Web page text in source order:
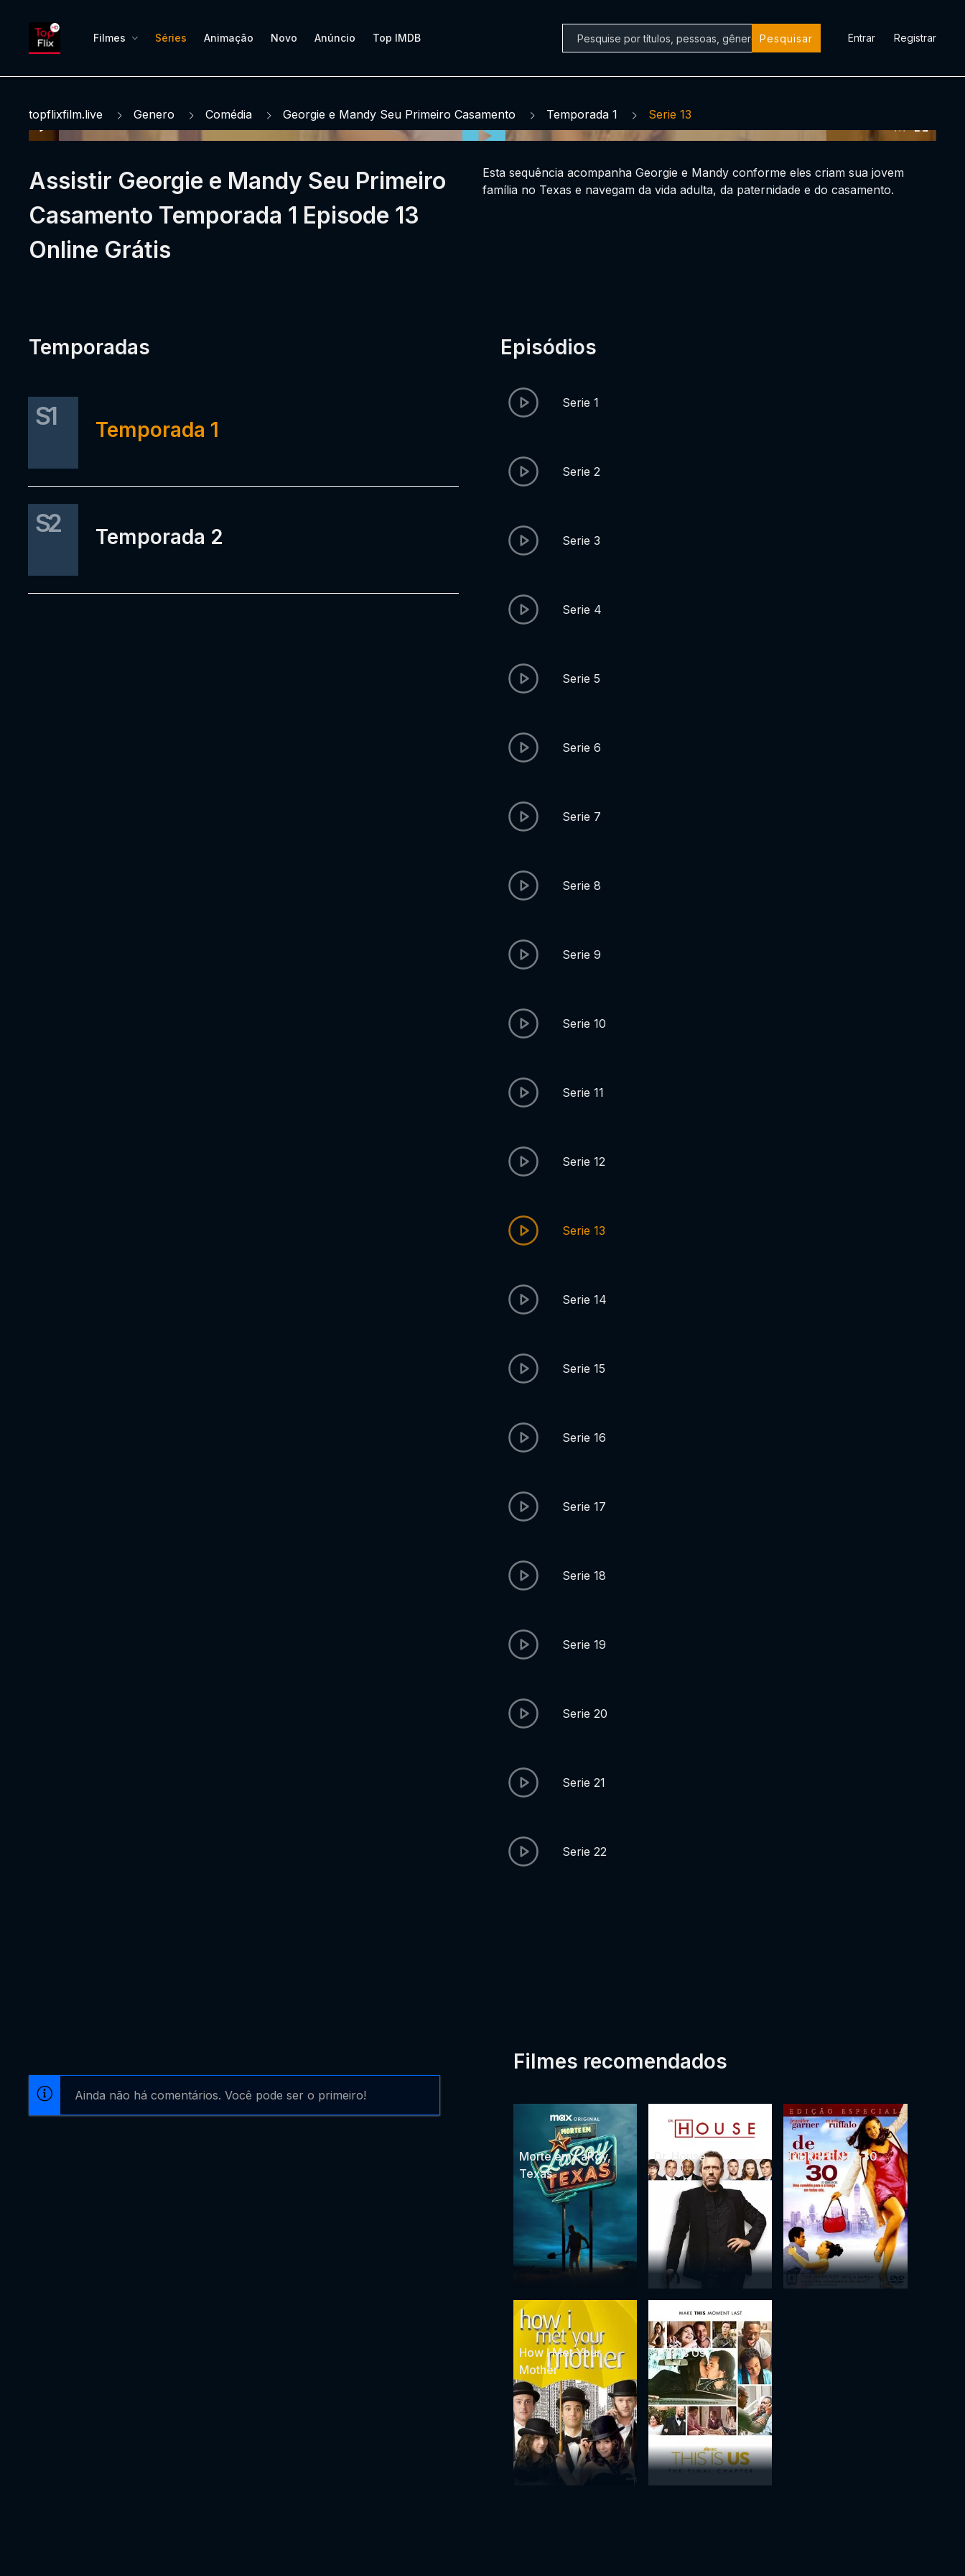
Filmes Séries Animação Novo Anúncio Top IMDB Pesquisar Entrar Registrar
topflixfilm.live Genero Comédia Georgie e Mandy Seu Primeiro Casamento Temporada 1 Serie 13
Assistir Georgie e Mandy Seu Primeiro
Casamento Temporada 1 Episode 13
Online Grátis
Esta sequência acompanha Georgie e Mandy conforme eles criam sua jovem
família no Texas e navegam da vida adulta, da paternidade e do casamento.
Temporadas
S1 Temporada 1
S2 Temporada 2
Episódios
Serie 1
Serie 2
Serie 3
Serie 4
Serie 5
Serie 6
Serie 7
Serie 8
Serie 9
Serie 10
Serie 11
Serie 12
Serie 13
Serie 14
Serie 15
Serie 16
Serie 17
Serie 18
Serie 19
Serie 20
Serie 21
Serie 22
Ainda não há comentários. Você pode ser o primeiro!
Filmes recomendados
Morte em LaRoy,
Texas
Dr. House DE REPENTE 30
How I Met Your
Mother
This Is Us